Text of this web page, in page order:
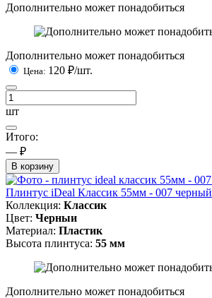
Дополнительно может понадобиться
Дополнительно может понадобиться
Цена: 120 ₽/шт.
шт
Итого:
— ₽
В корзину
Плинтус iDeal Классик 55мм - 007 черный
Коллекция: Классик
Цвет: Черныи
Материал: Пластик
Высота плинтуса: 55 мм
Дополнительно может понадобиться